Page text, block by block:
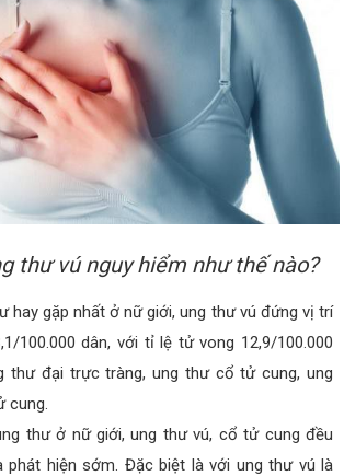
thư vú nguy hiểm như thế nào?
hay gặp nhất ở nữ giới, ung thư vú đứng vị trí
100.000 dân, với tỉ lệ tử vong 12,9/100.000
thư đại trực tràng, ung thư cổ tử cung, ung
cung.
thư ở nữ giới, ung thư vú, cổ tử cung đều
phát hiện sớm. Đặc biệt là với ung thư vú là